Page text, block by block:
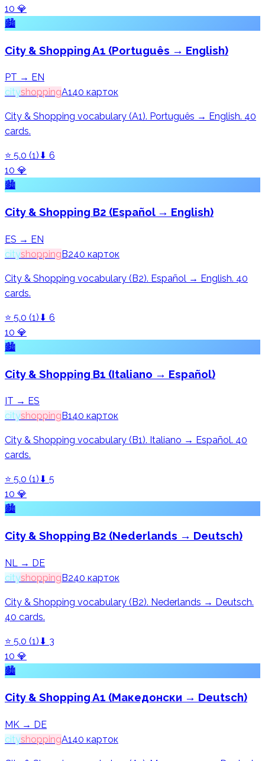
10 💎
🏙️
City & Shopping A1 (Português → English)
PT → EN
cityshoppingA140 карток
City & Shopping vocabulary (A1). Português → English. 40
cards.
⭐ 5.0 (1) ⬇ 6
10 💎
🏙️
City & Shopping B2 (Español → English)
ES → EN
cityshoppingB240 карток
City & Shopping vocabulary (B2). Español → English. 40
cards.
⭐ 5.0 (1) ⬇ 6
10 💎
🏙️
City & Shopping B1 (Italiano → Español)
IT → ES
cityshopping B140 карток
City & Shopping vocabulary (B1). Italiano → Español. 40
cards.
⭐ 5.0 (1) ⬇ 5
10 💎
🏙️
City & Shopping B2 (Nederlands → Deutsch)
NL → DE
cityshoppingB240 карток
City & Shopping vocabulary (B2). Nederlands → Deutsch.
40 cards.
⭐ 5.0 (1 ) ⬇ 3
10 💎
🏙️
City & Shopping A1 (Македонски → Deutsch)
MK → DE
cityshoppingA140 карток